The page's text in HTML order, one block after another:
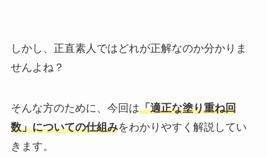
しかし、正直素人ではどれが正解なのか分かりま
せんよね？
そんな方のために、今回は「適正な塗り重ね回
数」についての仕組みをわかりやすく解説してい
きます。